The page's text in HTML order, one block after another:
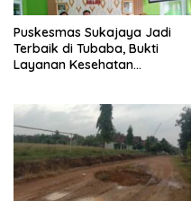
Puskesmas Sukajaya Jadi
Terbaik di Tubaba, Bukti
Layanan Kesehatan